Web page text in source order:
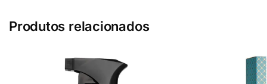
Produtos relacionados